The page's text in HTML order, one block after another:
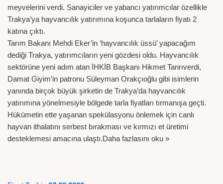
meyvelerini verdi. Sanayiciler ve yabancı yatırımcılar özellikle
Trakya’ya hayvancılık yatırımına koşunca tarlaların fiyatı 2
katına çıktı.
Tarım Bakanı Mehdi Eker’in ‘hayvancılık üssü’ yapacağım
dediği Trakya, yatırımcıların yeni gözdesi oldu. Hayvancılık
sektörüne yeni adım atan İHKİB Başkanı Hikmet Tanrıverdi,
Damat Giyim’in patronu Süleyman Orakçıoğlu gibi isimlerin
yanında birçok büyük şirketin de Trakya’da hayvancılık
yatırımına yönelmesiyle bölgede tarla fiyatları tırmanışa geçti.
Hükümetin ette yaşanan spekülasyonu önlemek için canlı
hayvan ithalatını serbest bırakması ve kırmızı et üretimi
desteklemesi amacına ulaştı.Daha fazlasını oku »